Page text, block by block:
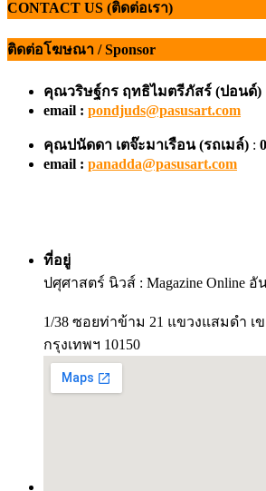
CONTACT US (ติดต่อเรา)
ติดต่อโฆษณา / Sponsor
คุณวริษฐ์กร ฤทธิไมตรีภัสร์ (ปอนด์)
email : pondjuds@pasusart.com
คุณปนัดดา เตจ๊ะมาเรือน (รถเมล์) :
email : panadda@pasusart.com
ที่อยู่
ปศุศาสตร์ นิวส์ : Magazine Online
1/38 ซอยท่าข้าม 21 แขวงแสมดำ เ
กรุงเทพฯ 10150